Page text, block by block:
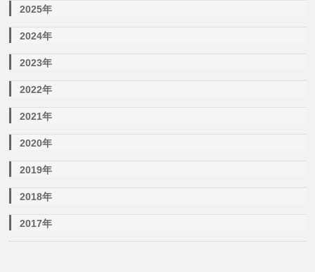
2025年
2024年
2023年
2022年
2021年
2020年
2019年
2018年
2017年